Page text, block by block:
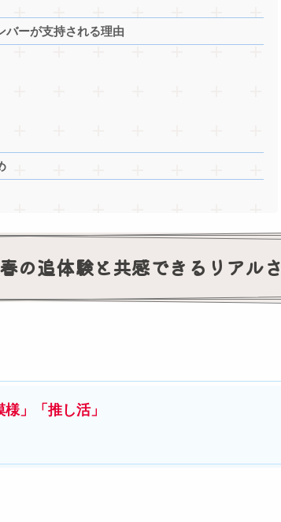
バーが支持される理由
の追体験と共感できるリアルさ
様」「推し活」